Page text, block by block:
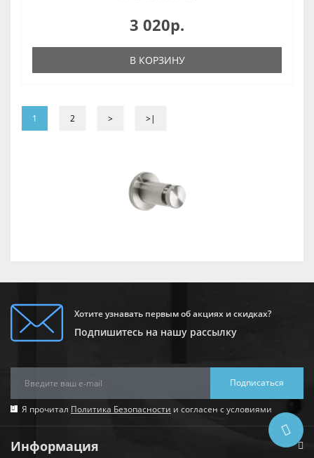
3 020р.
В КОРЗИНУ
1 2 > >|
Хотите узнавать первым об акциях и скидках?
Подпишитесь на нашу рассылку
Подписаться
Я прочитал Политика Безопасности и согласен с условиями
Информация